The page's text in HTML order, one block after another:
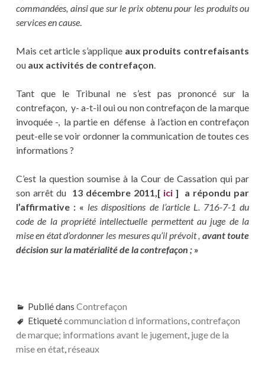
commandées, ainsi que sur le prix obtenu pour les produits ou
services en cause.
Mais cet article s’applique aux produits contrefaisants
ou aux activités de contrefaçon.
Tant que le Tribunal ne s’est pas prononcé sur la
contrefaçon, y- a-t-il oui ou non contrefaçon de la marque
invoquée -, la partie en défense à l’action en contrefaçon
peut-elle se voir ordonner la communication de toutes ces
informations ?
C’est la question soumise à la Cour de Cassation qui par
son arrêt du 13 décembre 2011,[ ici ] a répondu par
l’affirmative : « les dispositions de l’article L. 716-7-1 du
code de la propriété intellectuelle permettent au juge de la
mise en état d’ordonner les mesures qu’il prévoit , avant toute
décision sur la matérialité de la contrefaçon ;»
Publié dans Contrefaçon
Etiquetécommunciation d informations,contrefaçon
de marque; informations avant le jugement, juge de la
mise en état,réseaux